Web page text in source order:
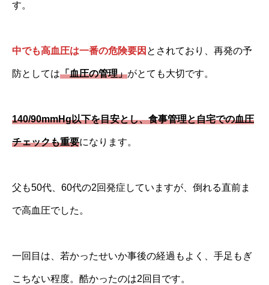
す。
中でも高血圧は一番の危険要因 とされており、再発の予
防としては「血圧の管理」がとても大切です。
140/90mmHg以下を目安とし、食事管理と自宅での血圧
チェックも重要になります。
父も50代、60代の2回発症していますが、倒れる直前ま
で高血圧でした。
一回目は、若かったせいか事後の経過もよく、手足もぎ
こちない程度。酷かったのは2回目です。